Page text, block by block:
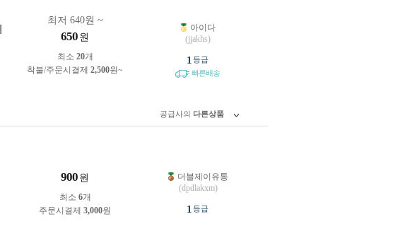
최저 640원 ~
650 원
최소 20개
착불/주문시결제 2,500원~
아이다
(jjakhs)
1 등급
빠른배송
공급사의 다른상품
900 원
최소 6개
주문시결제 3,000원
더블제이유통
(dpdlakxm)
1 등급